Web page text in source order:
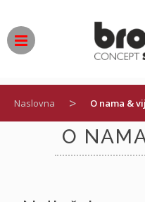
content
Naslovna > O nama &
O